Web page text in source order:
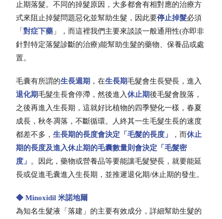
止期落髮。不同的掉髮原因，大多都會有相對應的治療方
式來阻止掉髮問題惡化並幫助生髮，因此要停止掉髮必須
「對症下藥 」，而這裡我們主要來談談一般通用性(亦即非
針對特定落髮診斷的治療)能幫助生髮的藥物、保養品或處
置。
毛囊有所謂的生長週期 ，在生長期毛髮會生長變長，進入
退化期毛髮生長會停滯，然後進入休止期後毛髮會脫落，
之後再進入生長期，這就好比植物的四季變化一樣，春夏
成長，秋冬凋落，不斷循環。人終其一生毛髮生長的速度
都差不多，生長期的長度會決定「毛髮的長度」 ，而休止
期的長度及進入休止期的毛囊數量則會決定「毛髮密
度」 。因此，藥物或營養品等要能讓毛髮變長，就要能延
長或促進毛囊進入生長期，並推遲退化期/休止期的發生。
◆ Minoxidil 米諾地爾
為知名生髮液「落建」的主要有效成分，詳細幫助生髮的